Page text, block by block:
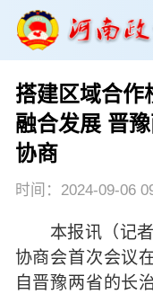
政协领导
政协党建
党派团体
搭建区域合作
融合发展 晋
协商
时间：2024-09-06
本报讯（记者
协商会首次会议
自晋豫两省的长